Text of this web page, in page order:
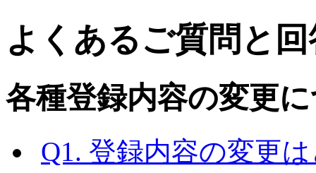
よくあるご質問と回
各種登録内容の変更
Q1. 登録内容の変更